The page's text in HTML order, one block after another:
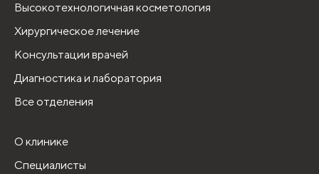
Высокотехнологичная косметология
Хирургическое лечение
Консультации врачей
Диагностика и лаборатория
Все отделения
О клинике
Специалисты